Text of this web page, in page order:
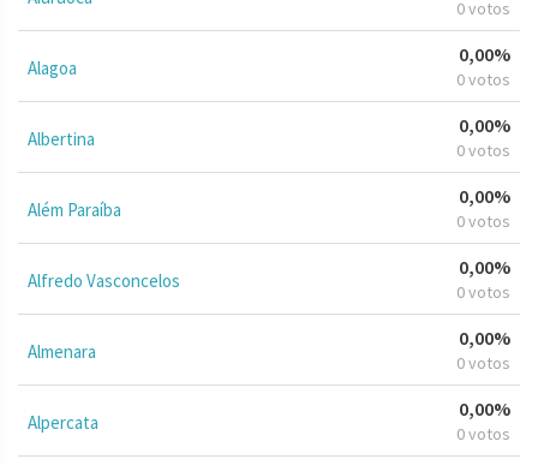
0 votos
Alagoa
0,00%
0 votos
Albertina
0,00%
0 votos
Além Paraíba
0,00%
0 votos
Alfredo Vasconcelos
0,00%
0 votos
Almenara
0,00%
0 votos
Alpercata
0,00%
0 votos